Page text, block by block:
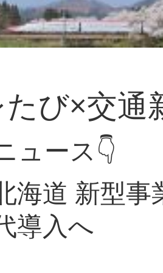
び×交通
ュース👇
海道 新型
導入へ